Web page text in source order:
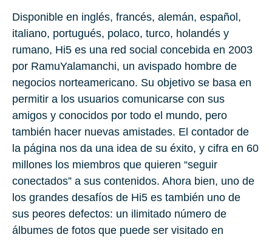
Disponible en inglés, francés, alemán, español,
italiano, portugués, polaco, turco, holandés y
rumano, Hi5 es una red social concebida en 2003
por RamuYalamanchi, un avispado hombre de
negocios norteamericano. Su objetivo se basa en
permitir a los usuarios comunicarse con sus
amigos y conocidos por todo el mundo, pero
también hacer nuevas amistades. El contador de
la página nos da una idea de su éxito, y cifra en 60
millones los miembros que quieren “seguir
conectados” a sus contenidos. Ahora bien, uno de
los grandes desafíos de Hi5 es también uno de
sus peores defectos: un ilimitado número de
álbumes de fotos que puede ser visitado en